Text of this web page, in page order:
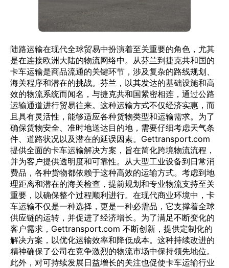
陆路运输在现代全球贸易中扮演着至关重要的角色，尤其
是在连接欧洲大陆的物流网络中。从芬兰到捷克共和国的
卡车运输是商品流通的关键环节，涉及复杂的路线规划、
海关程序和潜在的挑战。芬兰，以其发达的基础设施和高
效的物流系统而闻名，与捷克共和国紧密相连，通过公路
运输通道进行贸易往来。这种运输方式不仅经济实惠，而
且具有灵活性，能够适应各种货物类型和运输需求。为了
确保货物安全、准时地送达目的地，需要仔细考虑天气条
件、道路状况以及潜在的延误因素。Gettransport.com
提供全面的卡车运输解决方案，旨在简化跨境物流流程，
并为客户提供透明度和可靠性。从大型工业设备到日常消
费品，各种货物都依赖于这种高效的运输方式。考虑到地
理距离和潜在的海关检查，提前规划和专业物流支持至关
重要，以确保整个过程顺利进行。在现代商业环境中，卡
车运输不仅是一种选择，更是一种必需品，它支撑着全球
供应链的运转，并促进了经济增长。为了满足不断变化的
客户需求，Gettransport.com 不断创新，提供定制化的
解决方案，以优化运输效率和降低成本。这种持续改进的
精神确保了公司在竞争激烈的物流市场中保持领先地位。
此外，对可持续发展日益增长的关注也促使卡车运输行业